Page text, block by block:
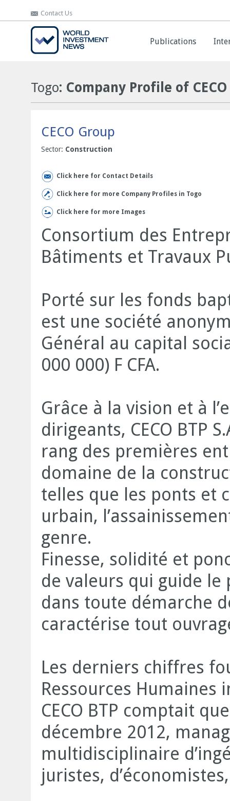
Contact Us
Publications
Contact Us
Publications
Togo: Company Profile of
CECO Group
Sector: Construction
Click here for Contact Details
Click here for more Company Profiles in Togo
Click here for more Images
Consortium des
Bâtiments et Travaux
Porté sur les fonds
est une société
Général au capital
000 000) F CFA.
Grâce à la vision et à
dirigeants, CECO BTP
rang des premières
domaine de la
telles que les ponts et
urbain,
genre.
Finesse, solidité et
de valeurs qui guide
dans toute démarche
caractérise tout
Les derniers chiffres
Ressources Humaines
CECO BTP comptait
décembre 2012,
multidisciplinaire
juristes,